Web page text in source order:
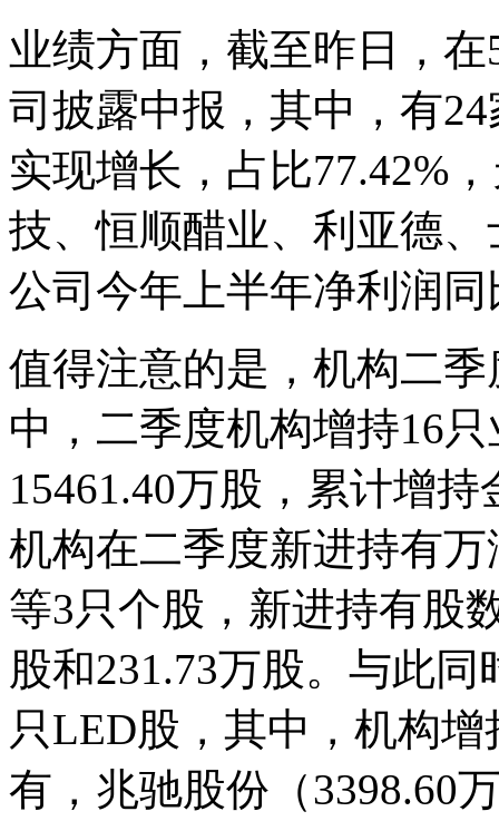
业绩方面，截至昨日，
司披露中报，其中，有
实现增长，占比77.42%
技、恒顺醋业、利亚德
公司今年上半年净利润
值得注意的是，机构二
中，二季度机构增持16
15461.40万股，累计增
机构在二季度新进持有
等3只个股，新进持有股
股和231.73万股。与此
只LED股，其中，机构
有，兆驰股份（3398.60